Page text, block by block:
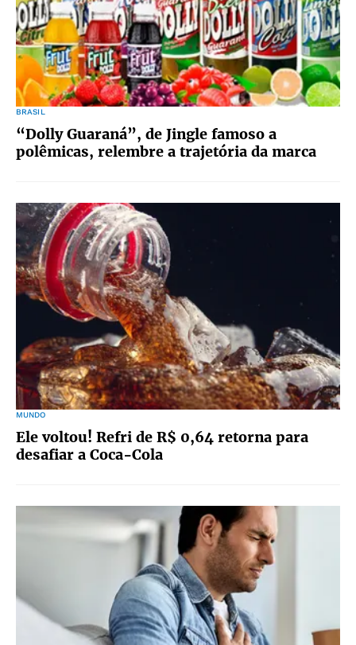
BRASIL
“Dolly Guaraná”, de Jingle famoso a
polêmicas, relembre a trajetória da marca
MUNDO
Ele voltou! Refri de R$ 0,64 retorna para
desafiar a Coca-Cola